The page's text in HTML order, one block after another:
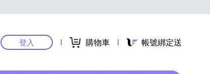
登入 購物車 帳號綁定送